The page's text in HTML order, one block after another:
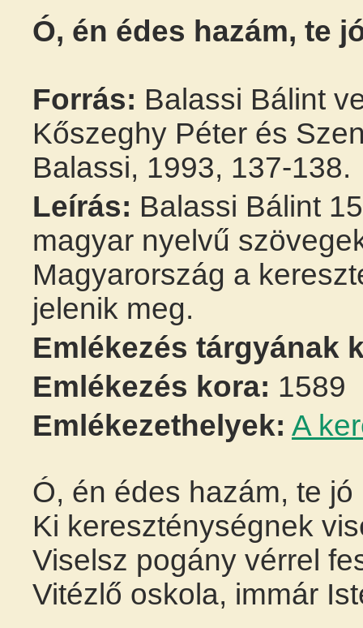
Ó, én édes hazám, te
Forrás: Balassi Bálint
Kőszeghy Péter és
Balassi, 1993, 137-138.
Leírás: Balassi Bálint
magyar nyelvű
Magyarország a
jelenik meg.
Emlékezés tárgyának
Emlékezés kora: 1589
Emlékezethelyek: A
Ó, én édes hazám, te
Ki kereszténységnek
Viselsz pogány vérrel
Vitézlő oskola, immár